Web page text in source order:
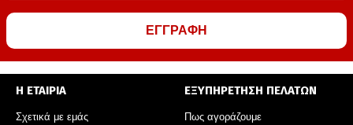
ΕΓΓΡΑΦΗ
Η ΕΤΑΙΡΙΑ
Σχετικά με εμάς
ΕΞΥΠΗΡΕΤΗΣΗ ΠΕΛΑΤΩΝ
Πως αγοράζουμε